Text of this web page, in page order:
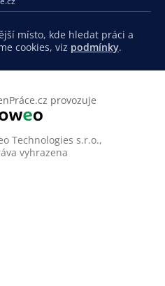
místo, kde hledat práci a
cookies, viz podmínky.
provozuje
Technologies s.r.o.,
vyhrazena